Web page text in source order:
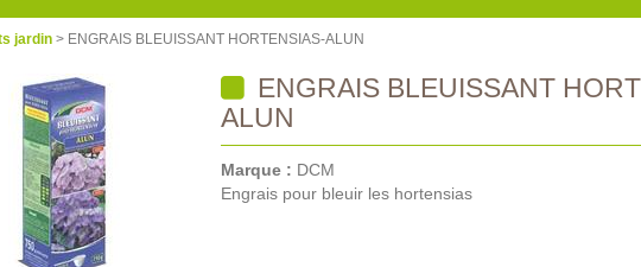
jardin > ENGRAIS BLEUISSANT HORTENSIAS-ALUN
ENGRAIS BLEUISSANT
ALUN
Marque : DCM
Engrais pour bleuir les hortensias